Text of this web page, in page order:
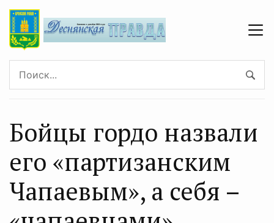
Бойцы гордо назвали
его «партизанским
Чапаевым», а себя –